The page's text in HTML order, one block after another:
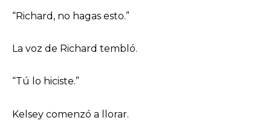
“Richard, no hagas esto.”
La voz de Richard tembló.
“Tú lo hiciste.”
Kelsey comenzó a llorar.